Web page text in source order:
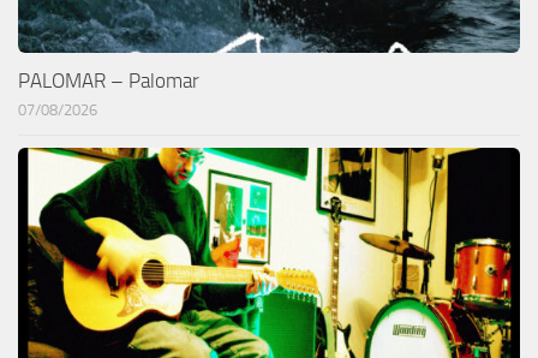
PALOMAR – Palomar
07/08/2026